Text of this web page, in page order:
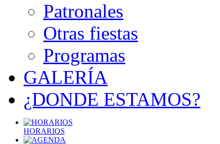
Patronales
Otras fiestas
Programas
GALERÍA
¿DONDE ESTAMOS?
HORARIOS